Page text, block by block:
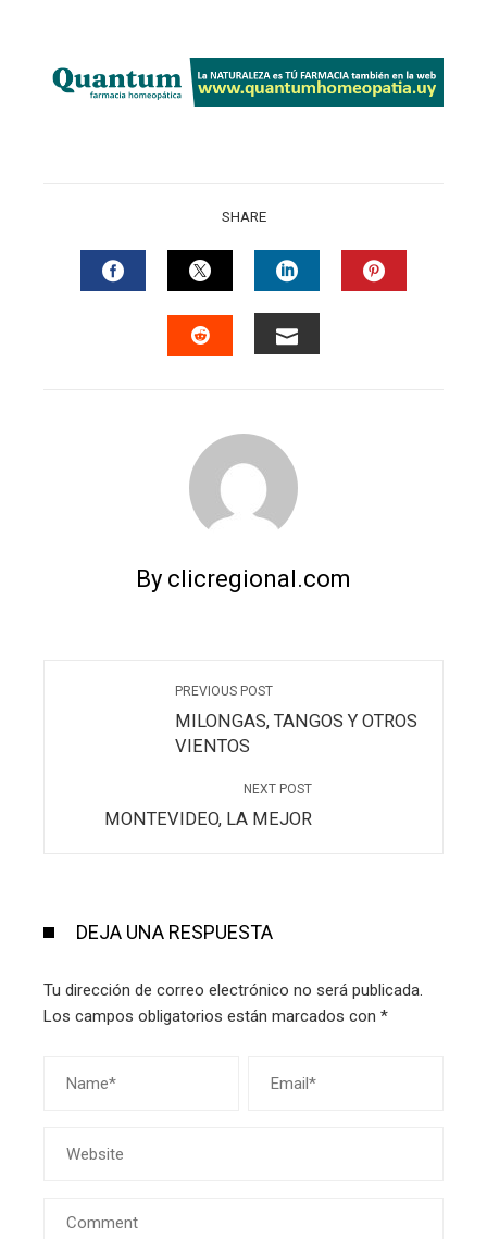
SHARE
FACEBOOKTWITTERLINKEDIN
By clicregional.com
PREVIOUS POST
MILONGAS, TANGOS Y OTROS
VIENTOS
NEXT POST
MONTEVIDEO, LA MEJOR
DEJA UNA RESPUESTA
Tu dirección de correo electrónico no será publicada.
Los campos obligatorios están marcados con *